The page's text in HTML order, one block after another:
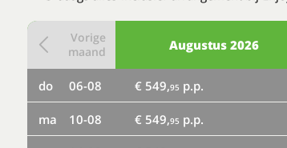
Augustus 2026
Vorige
maand
do 06-08 € 549,95 p.p.
ma 10-08 € 549,95 p.p.